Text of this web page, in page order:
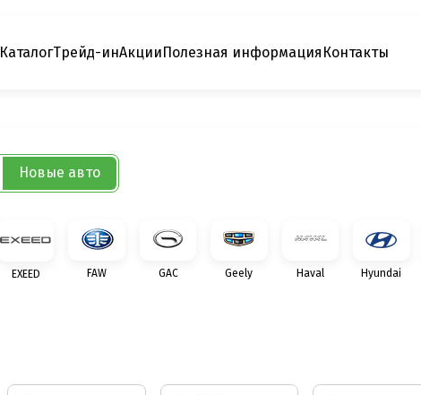
КаталогТрейд-инАкцииПолезная информация Контакты
Новые авто
EXEED FAW GAC Geely Haval Hyundai